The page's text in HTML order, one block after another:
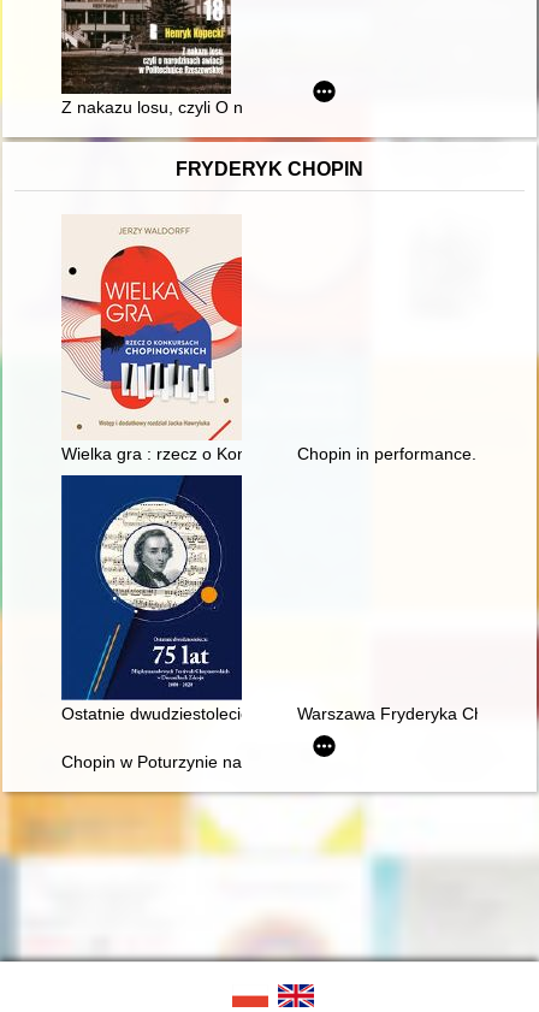
Z nakazu losu, czyli O narodzinach awiacji w Politechnice
FRYDERYK CHOPIN
Wielka gra : rzecz o Konkursach Chopinowskich
Chopin in performance.
Ostatnie dwudziestolecie : 75 lat Międzynarodowych
Warszawa Fryderyka Chopina
Chopin w Poturzynie na Ziemi Zamojskiej